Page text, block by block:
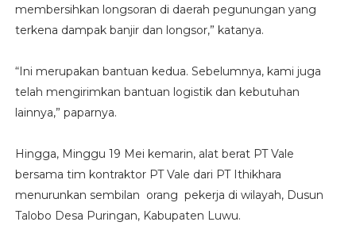
membersihkan longsoran di daerah pegunungan yang
terkena dampak banjir dan longsor,” katanya.
“Ini merupakan bantuan kedua. Sebelumnya, kami juga
telah mengirimkan bantuan logistik dan kebutuhan
lainnya,” paparnya.
Hingga, Minggu 19 Mei kemarin, alat berat PT Vale
bersama tim kontraktor PT Vale dari PT Ithikhara
menurunkan sembilan orang pekerja di wilayah, Dusun
Talobo Desa Puringan, Kabupaten Luwu.